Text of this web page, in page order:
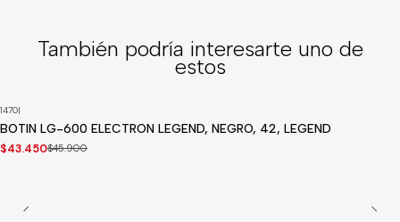
También podría interesarte uno de
estos
1470|
BOTIN LG-600 ELECTRON LEGEND, NEGRO, 42, LEGEND
$43.450$45.900